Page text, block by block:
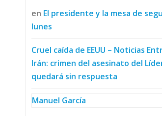
en El presidente y la mesa de
lunes
Cruel caída de EEUU – Noticias
Irán: crimen del asesinato del
quedará sin respuesta
Manuel García